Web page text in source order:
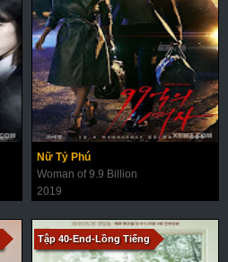
Nữ Tỷ Phú
Woman of 9.9 Billion
2019
Tập 40-End-Lồng Tiếng